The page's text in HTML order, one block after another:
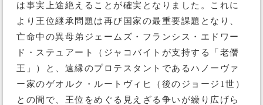
は事実上途絶えることが確実となりました。これに
より王位継承問題は再び国家の最重要課題となり、
亡命中の異母弟ジェームズ・フランシス・エドワー
ド・ステュアート（ジャコバイトが支持する「老僭
王」）と、遠縁のプロテスタントであるハノーヴァ
ー家のゲオルク・ルートヴィヒ（後のジョージ1世）
との間で、王位をめぐる見えざる争いが繰り広げら